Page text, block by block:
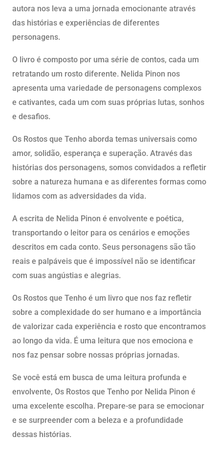
autora nos leva a uma jornada emocionante através
das histórias e experiências de diferentes
personagens.
O livro é composto por uma série de contos, cada um
retratando um rosto diferente. Nelida Pinon nos
apresenta uma variedade de personagens complexos
e cativantes, cada um com suas próprias lutas, sonhos
e desafios.
Os Rostos que Tenho aborda temas universais como
amor, solidão, esperança e superação. Através das
histórias dos personagens, somos convidados a refletir
sobre a natureza humana e as diferentes formas como
lidamos com as adversidades da vida.
A escrita de Nelida Pinon é envolvente e poética,
transportando o leitor para os cenários e emoções
descritos em cada conto. Seus personagens são tão
reais e palpáveis que é impossível não se identificar
com suas angústias e alegrias.
Os Rostos que Tenho é um livro que nos faz refletir
sobre a complexidade do ser humano e a importância
de valorizar cada experiência e rosto que encontramos
ao longo da vida. É uma leitura que nos emociona e
nos faz pensar sobre nossas próprias jornadas.
Se você está em busca de uma leitura profunda e
envolvente, Os Rostos que Tenho por Nelida Pinon é
uma excelente escolha. Prepare-se para se emocionar
e se surpreender com a beleza e a profundidade
dessas histórias.